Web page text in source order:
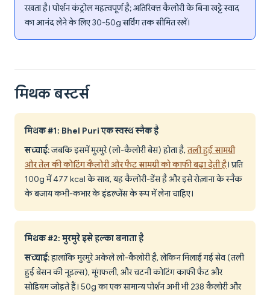
रखता है। पोर्शन कंट्रोल महत्वपूर्ण है; अतिरिक्त कैलोरी के बिना खट्टे स्वाद
का आनंद लेने के लिए 30-50g सर्विंग तक सीमित रखें।
मिथक बस्टर्स
मिथक #1: Bhel Puri एक स्वस्थ स्नैक है
सच्चाई: जबकि इसमें मुरमुरे (लो-कैलोरी बेस) होता है,तली हुई सामग्री
और तेल की कोटिंग कैलोरी और फैट सामग्री को काफी बढ़ा देती है। प्रति
100g में 477 kcal के साथ, यह कैलोरी-डेंस है और इसे रोज़ाना के स्नैक
के बजाय कभी-कभार के इंडल्जेंस के रूप में लेना चाहिए।
मिथक #2: मुरमुरे इसे हल्का बनाता है
सच्चाई: हालांकि मुरमुरे अकेले लो-कैलोरी है, लेकिन मिलाई गई सेव (तली
हुई बेसन की नूडल्स), मूंगफली, और चटनी कोटिंग काफी फैट और
सोडियम जोड़ते हैं। 50g का एक सामान्य पोर्शन अभी भी 238 कैलोरी और